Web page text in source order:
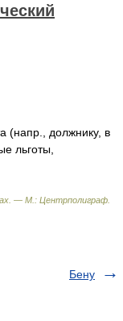
должнику, в
льготы,
— М.: Центрполиграф
Бену